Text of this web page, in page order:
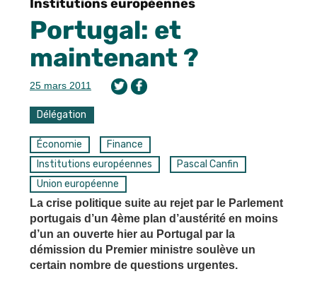
Institutions européennes
Portugal: et
maintenant ?
25 mars 2011
Délégation
Économie
Finance
Institutions européennes
Pascal Canfin
Union européenne
La crise politique suite au rejet par le Parlement
portugais d’un 4ème plan d’austérité en moins
d’un an ouverte hier au Portugal par la
démission du Premier ministre soulève un
certain nombre de questions urgentes.